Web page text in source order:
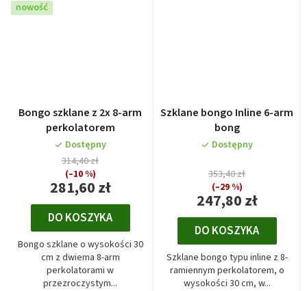
nowość
Bongo szklane z 2x 8-arm
perkolatorem
Dostępny
281,60 zł
314,40 zł
(–10 %)
DO KOSZYKA
Bongo szklane o wysokości 30
cm z dwiema 8-arm
perkolatorami w
przezroczystym...
Szklane bongo Inline 6-arm
bong
Dostępny
247,80 zł
353,40 zł
(–29 %)
DO KOSZYKA
Szklane bongo typu inline z 8-
ramiennym perkolatorem, o
wysokości 30 cm, w...